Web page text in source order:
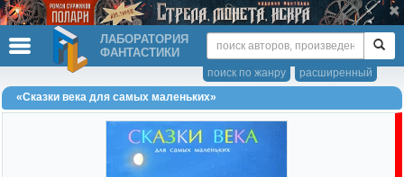
ЛАБОРАТОРИЯ
ФАНТАСТИКИ
расширенный
поиск по жанру
«Сказки века для самых маленьких»